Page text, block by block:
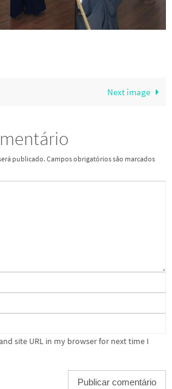
Next image
publicado.Campos obrigatórios são marcados
site URL in my browser for next time I